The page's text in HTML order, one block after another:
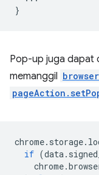
}
Pop-up juga dapat
memanggil
chrome. storage.
if (data.
chrome.